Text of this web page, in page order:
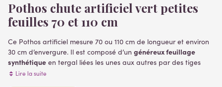
Pothos chute artificiel vert petites
feuilles 70 et 110 cm
Ce Pothos artificiel mesure 70 ou 110 cm de longueur et environ
30 cm d’envergure. Il est composé d’un généreux feuillage
synthétique en tergal liées les unes aux autres par des tiges
armées en métal recouvertes de polyéthylène vert. Piquet de 6
Lire la suite